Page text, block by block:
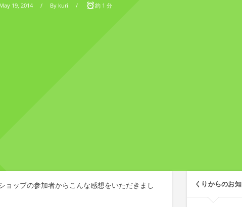
May 19 2014 By kuri 約 1 分
ョップの参加者からこんな感想をいただきまし
くりからのお